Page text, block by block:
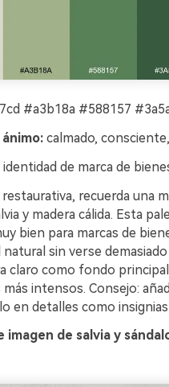
#a3b18a #588157
calmado,
identidad de marca de
restaurativa, recuerda una
y madera cálida. Esta
bien para marcas de
natural sin verse demasiado
claro como fondo principal
intensos. Consejo:
en detalles como
imagen de salvia y